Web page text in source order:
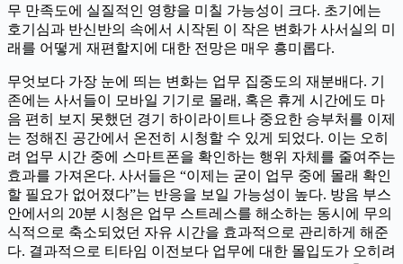
무 만족도에 실질적인 영향을 미칠 가능성이 크다. 초기에는
호기심과 반신반의 속에서 시작된 이 작은 변화가 사서실의 미
래를 어떻게 재편할지에 대한 전망은 매우 흥미롭다.
무엇보다 가장 눈에 띄는 변화는 업무 집중도의 재분배다. 기
존에는 사서들이 모바일 기기로 몰래, 혹은 휴게 시간에도 마
음 편히 보지 못했던 경기 하이라이트나 중요한 승부처를 이제
는 정해진 공간에서 온전히 시청할 수 있게 되었다. 이는 오히
려 업무 시간 중에 스마트폰을 확인하는 행위 자체를 줄여주는
효과를 가져온다. 사서들은 “이제는 굳이 업무 중에 몰래 확인
할 필요가 없어졌다”는 반응을 보일 가능성이 높다. 방음 부스
안에서의 20분 시청은 업무 스트레스를 해소하는 동시에 무의
식적으로 축소되었던 자유 시간을 효과적으로 관리하게 해준
다. 결과적으로 티타임 이전보다 업무에 대한 몰입도가 오히려